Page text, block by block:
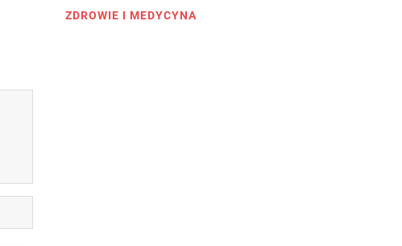
ZDROWIE I MEDYCYNA